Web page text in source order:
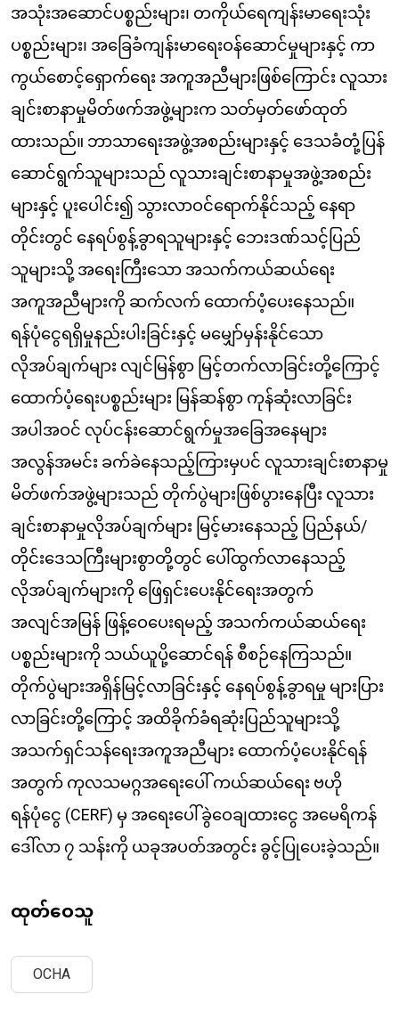
အသုံးအဆောင်ပစ္စည်းများ၊ တကိုယ်ရေကျန်းမာရေးသုံး
ပစ္စည်းများ၊ အခြေခံကျန်းမာရေးဝန်ဆောင်မှုများနှင့် ကာ
ကွယ်စောင့်ရှောက်ရေး အကူအညီများဖြစ်ကြောင်း လူသား
ချင်းစာနာမှုမိတ်ဖက်အဖွဲ့များက သတ်မှတ်ဖော်ထုတ်
ထားသည်။ ဘာသာရေးအဖွဲ့အစည်းများနှင့် ဒေသခံတုံ့ပြန်
ဆောင်ရွက်သူများသည် လူသားချင်းစာနာမှုအဖွဲ့အစည်း
များနှင့် ပူးပေါင်း၍ သွားလာဝင်ရောက်နိုင်သည့် နေရာ
တိုင်းတွင် နေရပ်စွန့်ခွာရသူများနှင့် ဘေးဒဏ်သင့်ပြည်
သူများသို့ အရေးကြီးသော အသက်ကယ်ဆယ်ရေး
အကူအညီများကို ဆက်လက် ထောက်ပံ့ပေးနေသည်။
ရန်ပုံငွေရရှိမှုနည်းပါးခြင်းနှင့် မမျှော်မှန်းနိုင်သော
လိုအပ်ချက်များ လျင်မြန်စွာ မြင့်တက်လာခြင်းတို့ကြောင့်
ထောက်ပံ့ရေးပစ္စည်းများ မြန်ဆန်စွာ ကုန်ဆုံးလာခြင်း
အပါအဝင် လုပ်ငန်းဆောင်ရွက်မှုအခြေအနေများ
အလွန်အမင်း ခက်ခဲနေသည့်ကြားမှပင် လူသားချင်းစာနာမှု
မိတ်ဖက်အဖွဲ့များသည် တိုက်ပွဲများဖြစ်ပွားနေပြီး လူသား
ချင်းစာနာမှုလိုအပ်ချက်များ မြင့်မားနေသည့် ပြည်နယ်/
တိုင်းဒေသကြီးများစွာတို့တွင် ပေါ်ထွက်လာနေသည့်
လိုအပ်ချက်များကို ဖြေရှင်းပေးနိုင်ရေးအတွက်
အလျင်အမြန် ဖြန့်ဝေပေးရမည့် အသက်ကယ်ဆယ်ရေး
ပစ္စည်းများကို သယ်ယူပို့ဆောင်ရန် စီစဉ်နေကြသည်။
တိုက်ပွဲများအရှိန်မြင့်လာခြင်းနှင့် နေရပ်စွန့်ခွာရမှု များပြား
လာခြင်းတို့ကြောင့် အထိခိုက်ခံရဆုံးပြည်သူများသို့
အသက်ရှင်သန်ရေးအကူအညီများ ထောက်ပံ့ပေးနိုင်ရန်
အတွက် ကုလသမဂ္ဂအရေးပေါ် ကယ်ဆယ်ရေး ဗဟို
ရန်ပုံငွေ (CERF) မှ အရေးပေါ်ခွဲဝေချထားငွေ အမေရိကန်
ဒေါ်လာ ၇ သန်းကို ယခုအပတ်အတွင်း ခွင့်ပြုပေးခဲ့သည်။
ထုတ်ဝေသူ
OCHA